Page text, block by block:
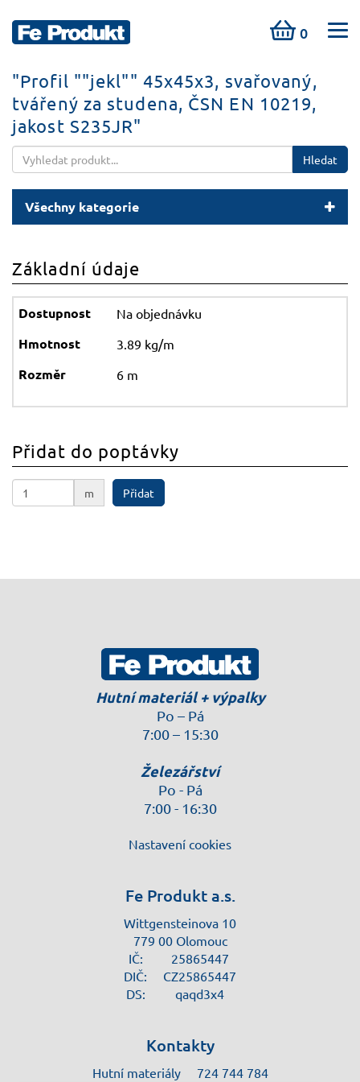
0
"Profil ""jekl"" 45x45x3, svařovaný,
tvářený za studena, ČSN EN 10219,
jakost S235JR"
Hledat
Všechny kategorie
Základní údaje
Na objednávku
3.89 kg/m
6 m
Přidat do poptávky
m Přidat
Hutní materiál + výpalky
Po – Pá
7:00 – 15:30
Železářství
Po - Pá
7:00 - 16:30
Nastavení cookies
Fe Produkt a.s.
Wittgensteinova 10
779 00 Olomouc
IČ:
DIČ:
DS:
25865447
CZ25865447
qaqd3x4
Kontakty
Hutní materiály 724 744 784